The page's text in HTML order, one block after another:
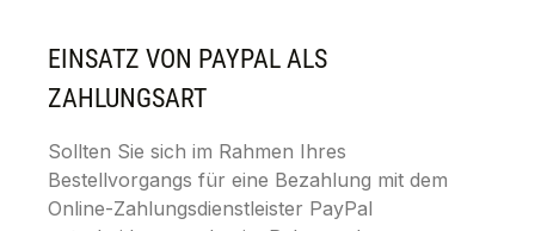
EINSATZ VON PAYPAL ALS
ZAHLUNGSART
Sollten Sie sich im Rahmen Ihres
Bestellvorgangs für eine Bezahlung mit dem
Online-Zahlungsdienstleister PayPal